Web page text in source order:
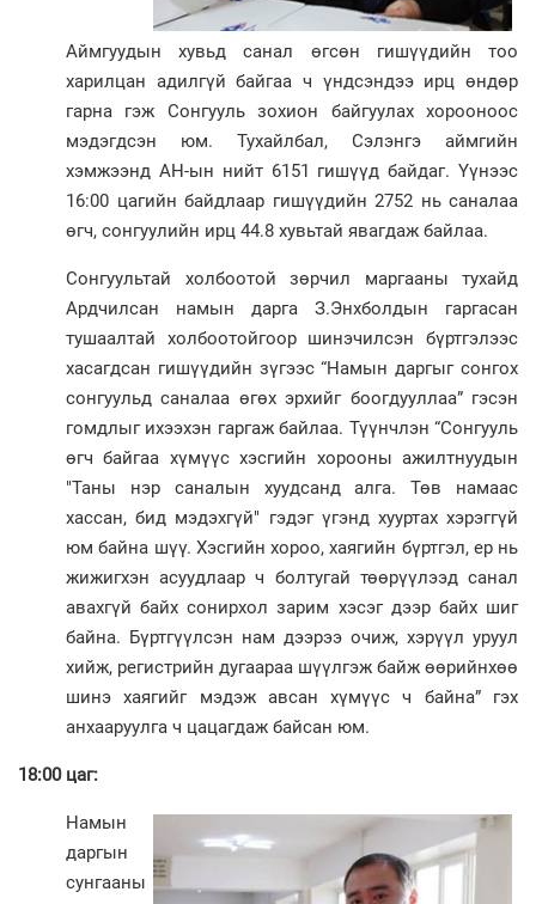
Аймгуудын хувьд санал өгсөн гишүүдийн тоо
харилцан адилгүй байгаа ч үндсэндээ ирц өндөр
гарна гэж Сонгууль зохион байгуулах хорооноос
мэдэгдсэн юм. Тухайлбал, Сэлэнгэ аймгийн
хэмжээнд АН-ын нийт 6151 гишүүд байдаг. Үүнээс
16:00 цагийн байдлаар гишүүдийн 2752 нь саналаа
өгч, сонгуулийн ирц 44.8 хувьтай явагдаж байлаа.
Сонгуультай холбоотой зөр­чил маргааны тухайд
Ардчил­сан намын дарга З.Энх­болдын гаргасан
тушаалтай хол­боо­той­гоор шинэчилсэн бүртгэлээс
хасагд­сан гишүүдийн зүгээс “Намын даргыг сонгох
сонгуульд сана­лаа өгөх эрхийг боогдууллаа” гэсэн
гомдлыг ихээхэн гаргаж байлаа. Түүнчлэн “Сонгууль
өгч байгаа хүмүүс хэсгийн хорооны ажилтнуудын
"Таны нэр саналын хуудсанд алга. Төв намаас
хассан, бид мэдэхгүй" гэдэг үгэнд хууртах хэрэггүй
юм байна шүү. Хэсгийн хороо, хаягийн бүртгэл, ер нь
жижигхэн асуудлаар ч болтугай төөрүүлээд санал
авахгүй байх сонирхол зарим хэсэг дээр байх шиг
байна. Бүртгүүлсэн нам дээрээ очиж, хэрүүл уруул
хийж, регистрийн дугаараа шүүлгэж байж өөрийнхөө
шинэ хаягийг мэдэж авсан хүмүүс ч байна” гэх
анхааруулга ч цацагдаж байсан юм.
18:00 цаг:
Намын
даргын
сунгааны